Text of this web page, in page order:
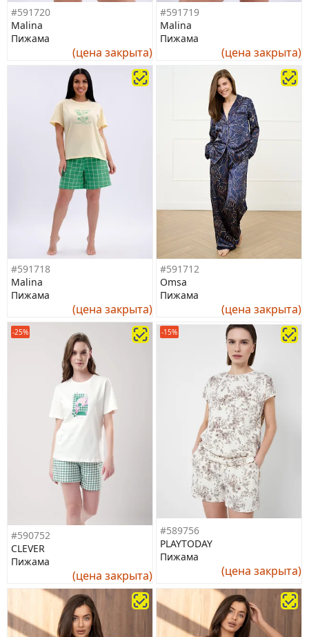
#591720
Malina
Пижама
(цена закрыта)
#591719
Malina
Пижама
(цена закрыта)
#591718
Malina
Пижама
(цена закрыта)
#591712
Omsa
Пижама
(цена закрыта)
-25%
#590752
CLEVER
Пижама
(цена закрыта)
-15%
#589756
PLAYTODAY
Пижама
(цена закрыта)